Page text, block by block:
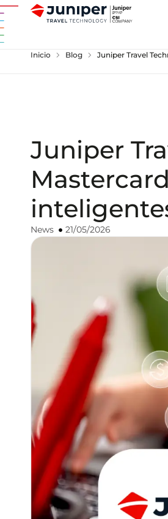
Inicio chevron_right Blog chevron_right Juniper Travel
Juniper
News 21/05/2026